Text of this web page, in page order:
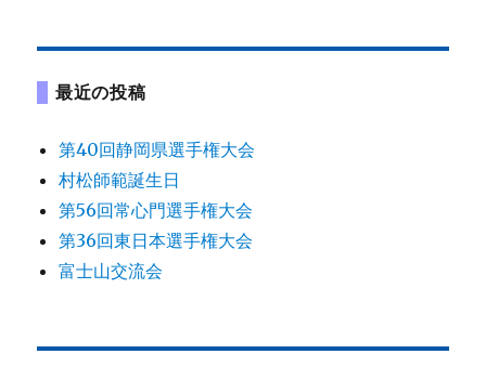
最近の投稿
第40回静岡県選手権大会
村松師範誕生日
第56回常心門選手権大会
第36回東日本選手権大会
富士山交流会